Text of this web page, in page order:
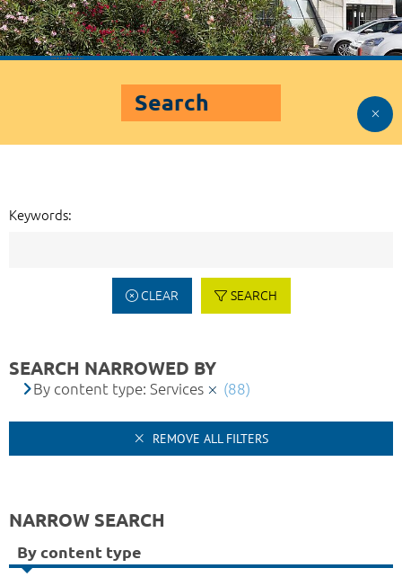
Search
Keywords:
CLEAR SEARCH
SEARCH NARROWED BY
By content type: Services (88)
REMOVE ALL FILTERS
NARROW SEARCH
By content type